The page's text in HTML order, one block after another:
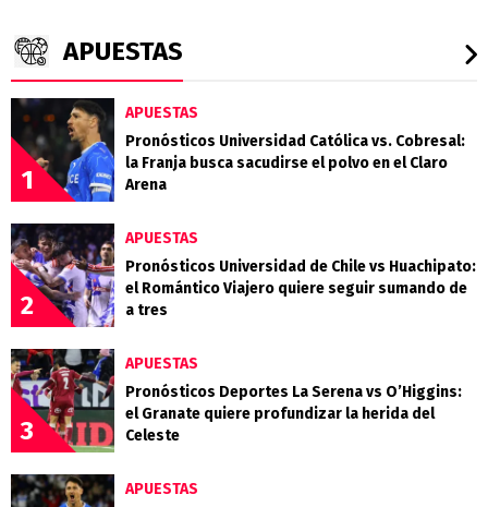
APUESTAS
1
APUESTAS
Pronósticos Universidad Católica vs. Cobresal:
la Franja busca sacudirse el polvo en el Claro
Arena
2
APUESTAS
Pronósticos Universidad de Chile vs Huachipato:
el Romántico Viajero quiere seguir sumando de
a tres
3
APUESTAS
Pronósticos Deportes La Serena vs O’Higgins:
el Granate quiere profundizar la herida del
Celeste
APUESTAS